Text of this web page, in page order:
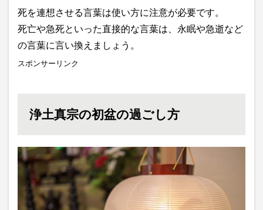
死を連想させる言葉は使い方に注意が必要です。
死亡や急死といった直接的な言葉は、永眠や急逝など
の言葉に言い換えましょう。
スポンサーリンク
浄土真宗の初盆の過ごし方